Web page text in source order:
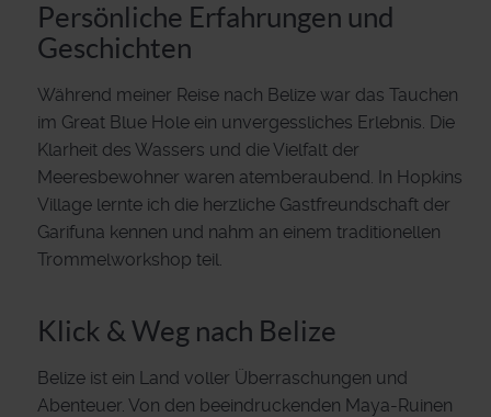
Persönliche Erfahrungen und
Geschichten
Während meiner Reise nach Belize war das Tauchen
im Great Blue Hole ein unvergessliches Erlebnis. Die
Klarheit des Wassers und die Vielfalt der
Meeresbewohner waren atemberaubend. In Hopkins
Village lernte ich die herzliche Gastfreundschaft der
Garifuna kennen und nahm an einem traditionellen
Trommelworkshop teil.
Klick & Weg nach Belize
Belize ist ein Land voller Überraschungen und
Abenteuer. Von den beeindruckenden Maya-Ruinen